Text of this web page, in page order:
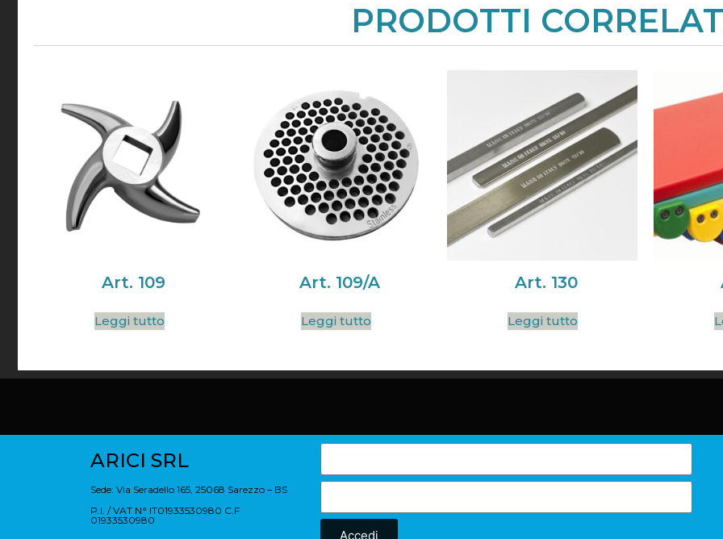
PRODOTTI
Art. 109
Leggi tutto
Art. 109/A
Leggi tutto
Art. 130
Leggi tutto
ARICI SRL
Sede: Via Seradello 165, 25068 Sarezzo – BS
P.I. / VAT N° IT01933530980 C.F
01933530980
Accedi